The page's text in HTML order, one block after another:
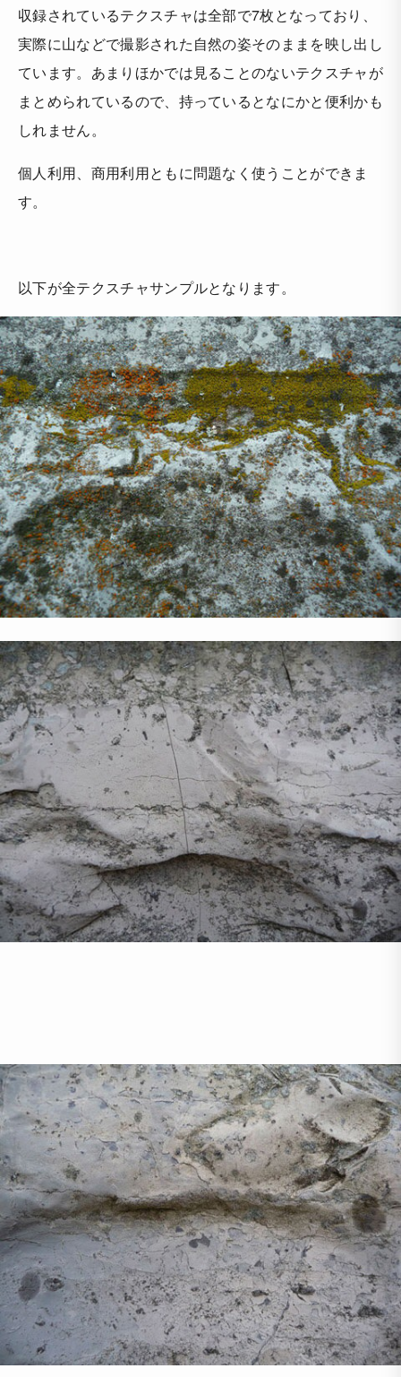
収録されているテクスチャは全部で7枚となっており、
実際に山などで撮影された自然の姿そのままを映し出し
ています。あまりほかでは見ることのないテクスチャが
まとめられているので、持っているとなにかと便利かも
しれません。
個人利用、商用利用ともに問題なく使うことができま
す。
以下が全テクスチャサンプルとなります。